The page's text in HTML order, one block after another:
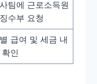
팀에 근로소득원
수부 요청
급여 및 세금 내
확인